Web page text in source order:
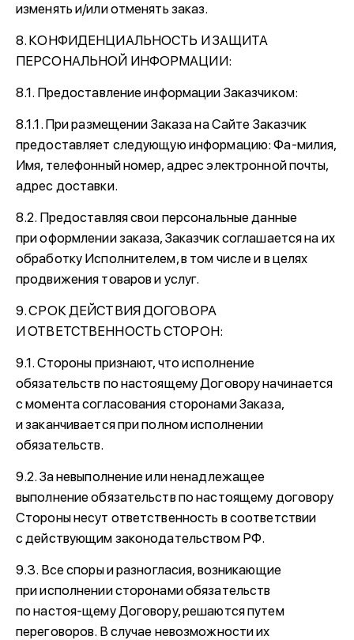
изменять и/или отменять заказ.
8. КОНФИДЕНЦИАЛЬНОСТЬ И ЗАЩИТА
ПЕРСОНАЛЬНОЙ ИНФОРМАЦИИ:
8.1. Предоставление информации Заказчиком:
8.1.1. При размещении Заказа на Сайте Заказчик
предоставляет следующую информацию: Фа-милия,
Имя, телефонный номер, адрес электронной почты,
адрес доставки.
8.2. Предоставляя свои персональные данные
при оформлении заказа, Заказчик соглашается на их
обработку Исполнителем, в том числе и в целях
продвижения товаров и услуг.
9. СРОК ДЕЙСТВИЯ ДОГОВОРА
И ОТВЕТСТВЕННОСТЬ СТОРОН:
9.1. Стороны признают, что исполнение
обязательств по настоящему Договору начинается
с момента согласования сторонами Заказа,
и заканчивается при полном исполнении
обязательств.
9.2. За невыполнение или ненадлежащее
выполнение обязательств по настоящему договору
Стороны несут ответственность в соответствии
с действующим законодательством РФ.
9.3. Все споры и разногласия, возникающие
при исполнении сторонами обязательств
по настоя-щему Договору, решаются путем
переговоров. В случае невозможности их